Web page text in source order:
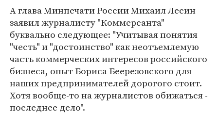
А глава Минпечати России Михаил Лесин
заявил журналисту "Коммерсанта"
буквально следующее: "Учитывая понятия
"честь" и "достоинство" как неотъемлемую
часть коммерческих интересов российского
бизнеса, опыт Бориса Беерезовского для
наших предпринимателей дорогого стоит.
Хотя вообще-то на журналистов обижаться -
последнее дело".